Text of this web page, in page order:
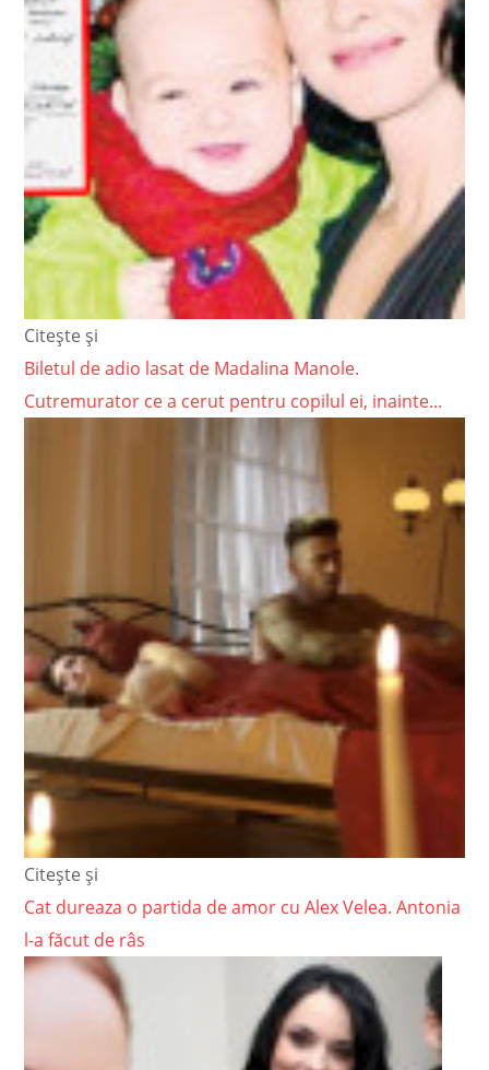
Citește și
Biletul de adio lasat de Madalina Manole.
Cutremurator ce a cerut pentru copilul ei, inainte...
Citește și
Cat dureaza o partida de amor cu Alex Velea. Antonia
l-a făcut de râs